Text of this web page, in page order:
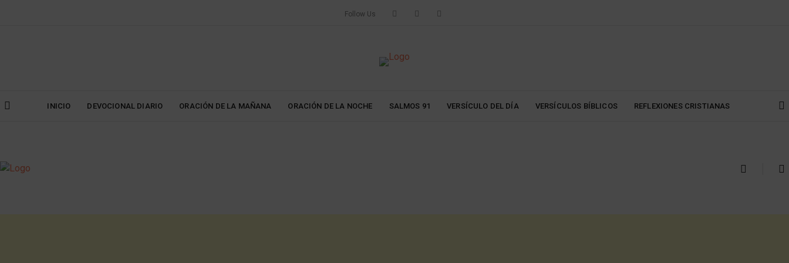
Follow Us
INICIO DEVOCIONAL DIARIO ORACIÓN DE LA MAÑANA ORACIÓN DE LA NOCHE SALMOS 91 VERSÍCULO DEL DÍA VERSÍCULOS BÍBLICOS REFLEXIONES CRISTIANAS